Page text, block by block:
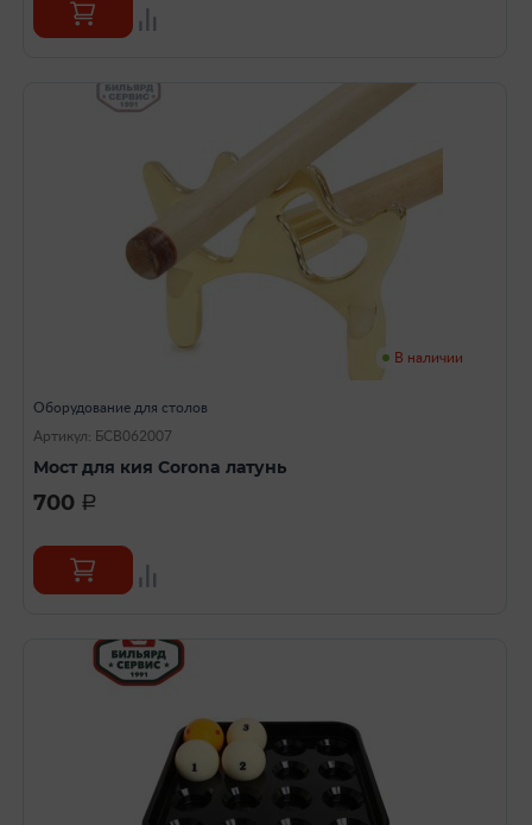
В наличии
Оборудование для столов
Артикул: БСВ062007
Мост для кия Corona латунь
700 a